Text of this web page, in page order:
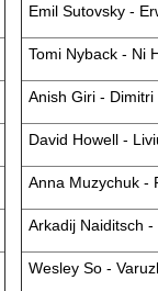
Emil Sutovsky -
Tomi Nyback - Ni
Anish Giri -
David Howell -
Anna Muzychuk -
Arkadij Naiditsch
Wesley So -